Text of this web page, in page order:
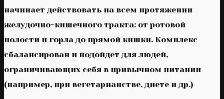
начинает действовать на всем протяжении
желудочно-кишечного тракта: от ротовой
полости и горла до прямой кишки. Комплекс
сбалансирован и подойдет для людей,
ограничивающих себя в привычном питании
(например, при вегетарианстве, диете и др.)